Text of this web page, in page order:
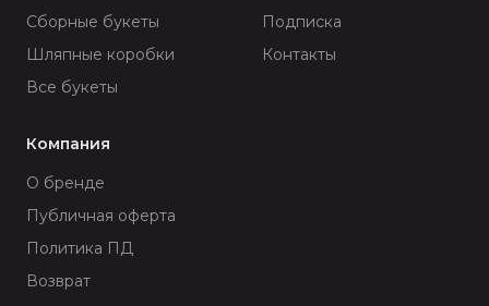
Сборные букеты
Шляпные коробки
Все букеты
Подписка
Контакты
Компания
О бренде
Публичная оферта
Политика ПД
Возврат